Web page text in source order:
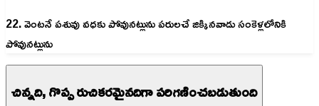
22. వెంటనే పశువు వధకు పోవునట్లును పరులచే జిక్కినవాడు సంకెళ్లలోనికి
పోవునట్లును
చిన్నది, గొప్ప రుచికరమైనదిగా పరిగణించబడుతుంది